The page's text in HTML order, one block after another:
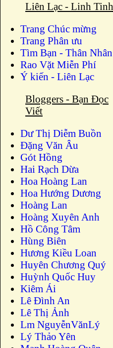
Liên Lạc - Linh Tinh
Trang Chúc mừng
Trang Phân ưu
Tìm Bạn - Thân Nhân
Rao Vặt Miễn Phí
Ý kiến - Liên Lạc
Bloggers - Bạn Đọc
Viết
Dư Thị Diễm Buồn
Ðặng Văn Âu
Gót Hồng
Hai Rạch Dừa
Hoa Hoàng Lan
Hoa Hướng Dương
Hoàng Lan
Hoàng Xuyên Anh
Hồ Công Tâm
Hùng Biên
Hương Kiều Loan
Huyên Chương Quý
Huỳnh Quốc Huy
Kiêm Ái
Lê Đình An
Lê Thị Ảnh
Lm NguyễnVănLý
Lý Thảo Yên